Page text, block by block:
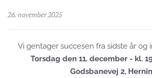
26. november 2025
Vi gentager succesen fra sidste år og
Torsdag den 11. december - kl.
Godsbanevej 2,